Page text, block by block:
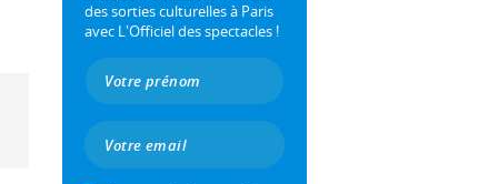
des sorties culturelles à Paris
avec L'Officiel des spectacles !